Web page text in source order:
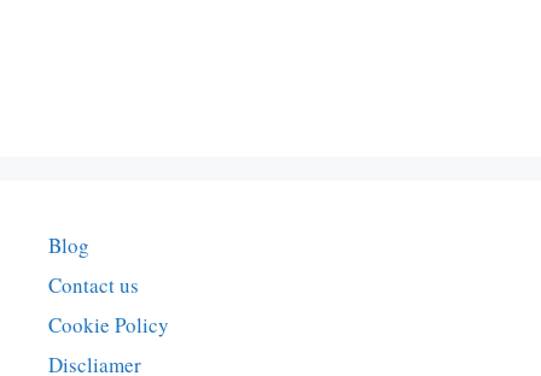
Blog
Contact us
Cookie Policy
Discliamer